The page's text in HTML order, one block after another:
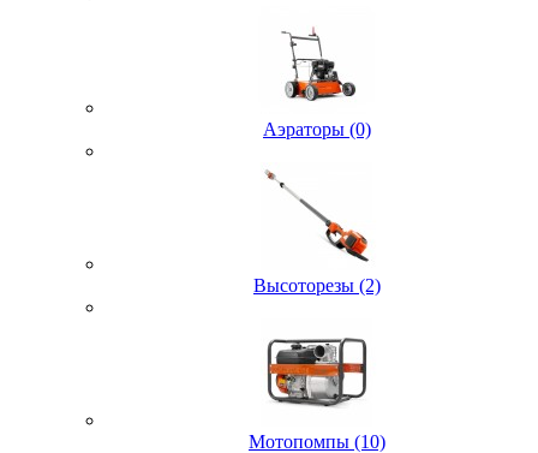
Аэраторы (0)
Высоторезы (2)
Мотопомпы (10)